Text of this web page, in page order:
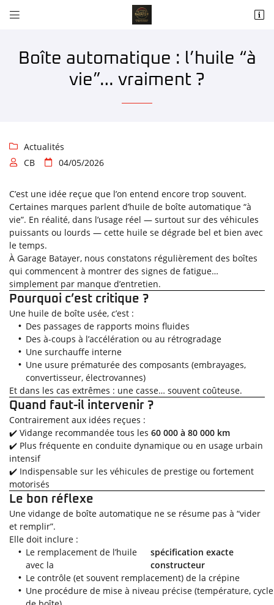
 
06 75 79 29 31
 Recopier le code ci-contre
Rafraîchir le captcha
En cochant cette case, vous consentez à recevoir nos propositions commerciales à
l'adresse email indiqué ci-dessus. Vous pouvez vous désinscrire à tout moment en
le formulaire de désinscription
Inscription
Boîte automatique : l’huile “à
vie”… vraiment ?
 Actualités
 CB  04/05/2026
C’est une idée reçue que l’on entend encore trop souvent.
Certaines marques parlent d’huile de boîte automatique “à
vie”. En réalité, dans l’usage réel — surtout sur des véhicules
puissants ou lourds — cette huile se dégrade bel et bien avec
le temps.
À Garage Batayer, nous constatons régulièrement des boîtes
qui commencent à montrer des signes de fatigue…
simplement par manque d’entretien.
Pourquoi c’est critique ?
Une huile de boîte usée, c’est :
Des passages de rapports moins fluides
Des à-coups à l’accélération ou au rétrogradage
Une surchauffe interne
Une usure prématurée des composants (embrayages,
convertisseur, électrovannes)
Et dans les cas extrêmes : une casse… souvent coûteuse.
Quand faut-il intervenir ?
Contrairement aux idées reçues :
✔️ Vidange recommandée tous les 60 000 à 80 000 km
✔️ Plus fréquente en conduite dynamique ou en usage urbain
intensif
✔️ Indispensable sur les véhicules de prestige ou fortement
motorisés
Le bon réflexe
Une vidange de boîte automatique ne se résume pas à “vider
et remplir”.
Elle doit inclure :
Le remplacement de l’huile
avec la
spécification exacte
constructeur
Le contrôle (et souvent remplacement) de la crépine
Une procédure de mise à niveau précise (température, cycle